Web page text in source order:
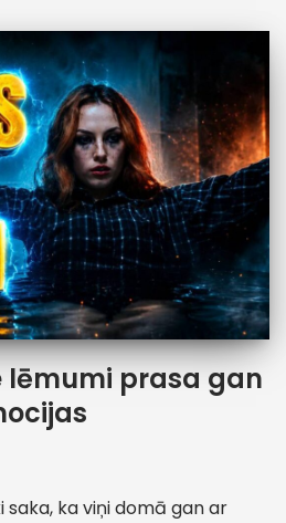
lēmumi prasa gan
saka, ka viņi domā gan ar